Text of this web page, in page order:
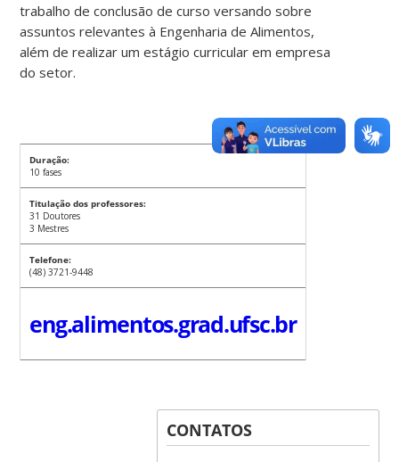
trabalho de conclusão de curso versando sobre
assuntos relevantes à Engenharia de Alimentos,
além de realizar um estágio curricular em empresa
do setor.
Duração:
10 fases
Titulação dos professores:
31 Doutores
3 Mestres
Telefone:
(48) 3721-9448
eng.alimentos.grad.ufsc.br
CONTATOS